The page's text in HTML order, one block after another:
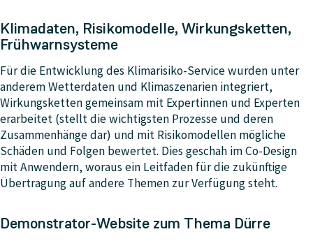
Klimadaten, Risikomodelle, Wirkungsketten,
Frühwarnsysteme
Für die Entwicklung des Klimarisiko-Service wurden unter
anderem Wetterdaten und Klimaszenarien integriert,
Wirkungsketten gemeinsam mit Expertinnen und Experten
erarbeitet (stellt die wichtigsten Prozesse und deren
Zusammenhänge dar) und mit Risikomodellen mögliche
Schäden und Folgen bewertet. Dies geschah im Co-Design
mit Anwendern, woraus ein Leitfaden für die zukünftige
Übertragung auf andere Themen zur Verfügung steht.
Demonstrator-Website zum Thema Dürre